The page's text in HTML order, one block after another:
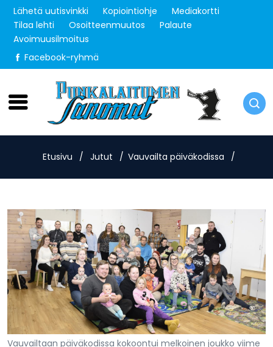
Lähetä uutisvinkki Kopiointiohje
Mediakortti
Tilaa lehti
Osoitteenmuutos
Palaute
Avoimuusilmoitus
Facebook-ryhmä
Sunnuntai 9.8.2026
Etusivu / Jutut / Vauvailta päiväkodissa /
Vauvailtaan päiväkodissa kokoontui melkoinen joukko viime